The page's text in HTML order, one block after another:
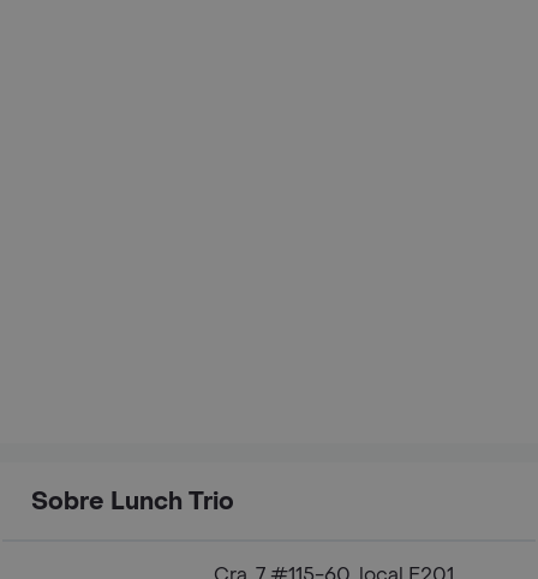
Sobre Lunch Trio